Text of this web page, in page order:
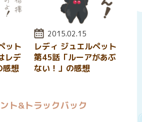
ット
レデ
感想
投稿日:
2015.02.15
レディ ジュエルペット
第45話「ルーアがあぶ
ない！」の感想
ト&トラックバック